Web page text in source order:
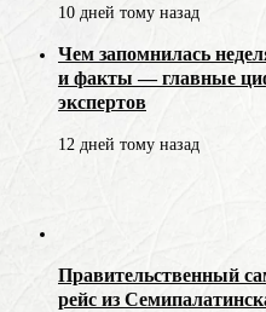
10 дней тому назад
Чем запомнилась
и факты — главные
экспертов
12 дней тому назад
Правительственный
рейс из